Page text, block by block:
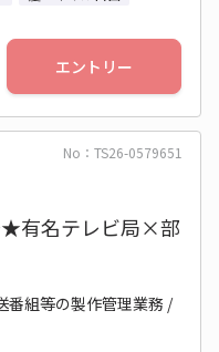
エントリー
No：TS26-0579651
★有名テレビ局×部
番組等の製作管理業務 /